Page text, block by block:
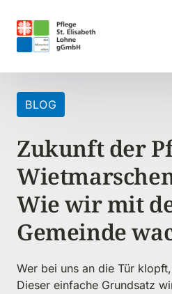
BLOG
Zukunft der
Wie wir mit
Gemeinde
Wer bei uns an die Tür
Dieser einfache Grundsatz